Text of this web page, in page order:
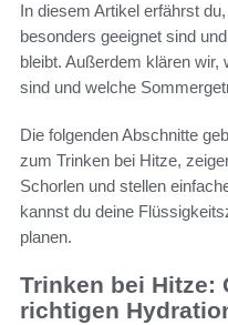
In diesem Artikel erfährst
besonders geeignet sind
bleibt. Außerdem klären
sind und welche
Die folgenden Abschnitte
zum Trinken bei Hitze,
Schorlen und stellen
kannst du deine
planen.
Trinken bei Hitze:
richtigen